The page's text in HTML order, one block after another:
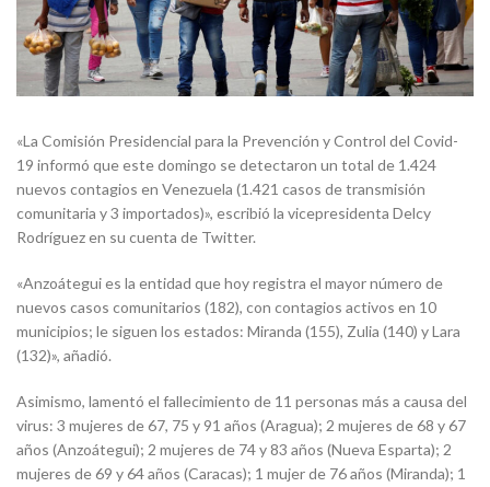
«La Comisión Presidencial para la Prevención y Control del Covid-
19 informó que este domingo se detectaron un total de 1.424
nuevos contagios en Venezuela (1.421 casos de transmisión
comunitaria y 3 importados)», escribió la vicepresidenta Delcy
Rodríguez en su cuenta de Twitter.
«Anzoátegui es la entidad que hoy registra el mayor número de
nuevos casos comunitarios (182), con contagios activos en 10
municipios; le siguen los estados: Miranda (155), Zulia (140) y Lara
(132)», añadió.
Asimismo, lamentó el fallecimiento de 11 personas más a causa del
virus: 3 mujeres de 67, 75 y 91 años (Aragua); 2 mujeres de 68 y 67
años (Anzoátegui); 2 mujeres de 74 y 83 años (Nueva Esparta); 2
mujeres de 69 y 64 años (Caracas); 1 mujer de 76 años (Miranda); 1